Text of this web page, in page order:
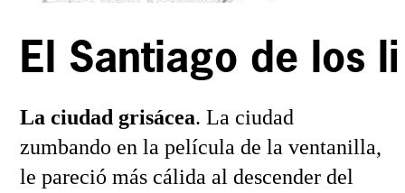
El Santiago de los
La ciudad grisácea. La ciudad
zumbando en la película de la ventanilla,
le pareció más cálida al descender del